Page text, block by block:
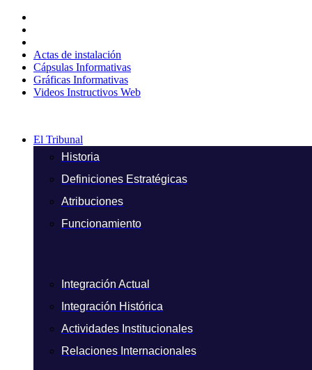
contenido
Actas de instalación
Cápsulas Informativas
Gráficas Informativas
Videos Instructivos Web
El Tribunal
Historia
Definiciones Estratégicas
Atribuciones
Funcionamiento
Integración Actual
Integración Histórica
Actividades Institucionales
Relaciones Internacionales